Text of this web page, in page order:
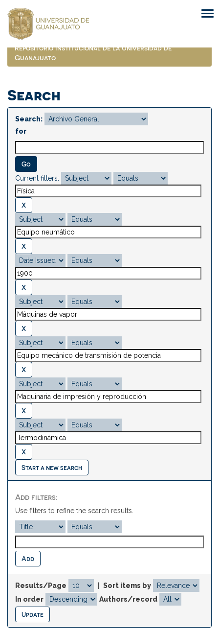
navigation
Repositorio Institucional de la Universidad de
Guanajuato
Search
Search:
for
Current filters:
Start a new search
Add filters:
Use filters to refine the search results.
Results/Page
Sort items by
In order
Authors/record